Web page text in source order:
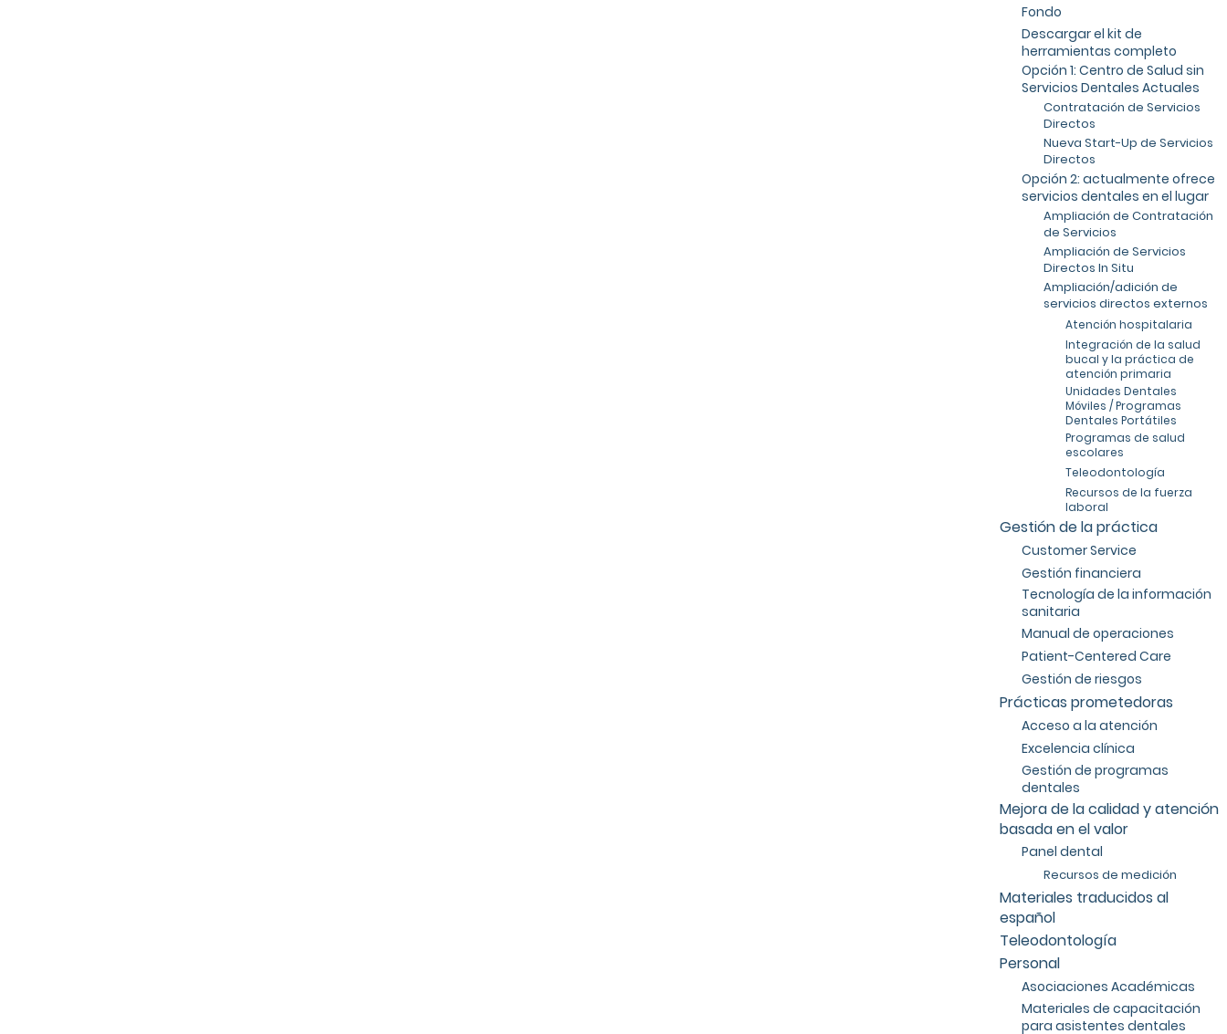
Fondo
Descargar el kit de
herramientas completo
Opción 1: Centro de Salud sin
Servicios Dentales Actuales
Contratación de Servicios
Directos
Nueva Start-Up de Servicios
Directos
Opción 2: actualmente ofrece
servicios dentales en el lugar
Ampliación de Contratación
de Servicios
Ampliación de Servicios
Directos In Situ
Ampliación/adición de
servicios directos externos
Atención hospitalaria
Integración de la salud
bucal y la práctica de
atención primaria
Unidades Dentales
Móviles / Programas
Dentales Portátiles
Programas de salud
escolares
Teleodontología
Recursos de la fuerza
laboral
Gestión de la práctica
Customer Service
Gestión financiera
Tecnología de la información
sanitaria
Manual de operaciones
Patient-Centered Care
Gestión de riesgos
Prácticas prometedoras
Acceso a la atención
Excelencia clínica
Gestión de programas
dentales
Mejora de la calidad y atención
basada en el valor
Panel dental
Recursos de medición
Materiales traducidos al
español
Teleodontología
Personal
Asociaciones Académicas
Materiales de capacitación
para asistentes dentales